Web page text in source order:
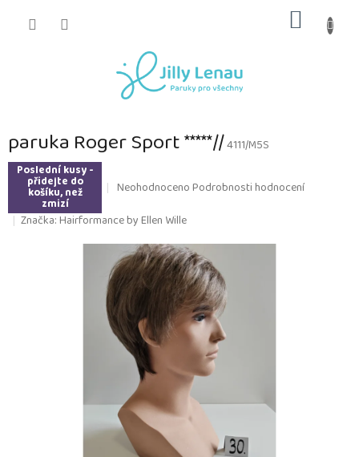
KOŠÍK
paruka Roger Sport *****//4111/M5S
Poslední kusy -
přidejte do
košíku, než
zmizí
Průměrné
produktu
0,0
z
5
hvězdiček.
NeohodnocenoPodrobnosti hodnocení
Značka:Hairformance by Ellen Wille